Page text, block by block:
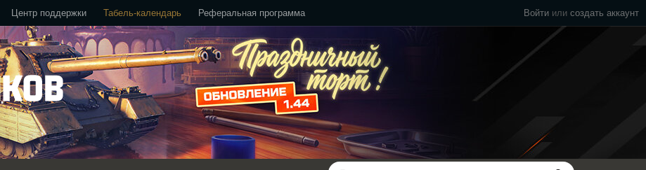
Войти или создать аккаунт
Центр поддержки Табель-календарь Реферальная программа